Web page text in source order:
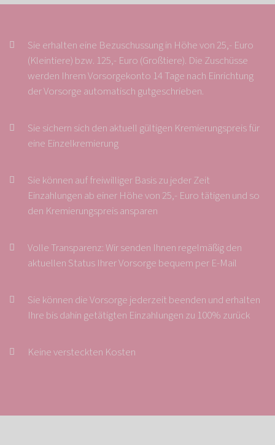
Sie erhalten eine Bezuschussung in Höhe von 25,- Euro
(Kleintiere) bzw. 125,- Euro (Großtiere). Die Zuschüsse
werden Ihrem Vorsorgekonto 14 Tage nach Einrichtung
der Vorsorge automatisch gutgeschrieben.
Sie sichern sich den aktuell gültigen Kremierungspreis für
eine Einzelkremierung
Sie können auf freiwilliger Basis zu jeder Zeit
Einzahlungen ab einer Höhe von 25,- Euro tätigen und so
den Kremierungspreis ansparen
Volle Transparenz: Wir senden Ihnen regelmäßig den
aktuellen Status Ihrer Vorsorge bequem per E-Mail
Sie können die Vorsorge jederzeit beenden und erhalten
Ihre bis dahin getätigten Einzahlungen zu 100% zurück
Keine versteckten Kosten